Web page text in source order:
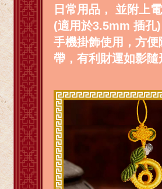
日常用品， 並附上
(適用於3.5mm 插孔
手機掛飾使用，方便
帶，有利財運如影隨